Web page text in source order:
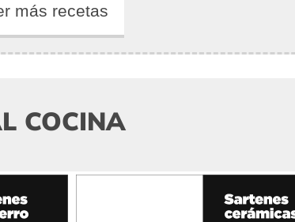
más recetas
COCINA